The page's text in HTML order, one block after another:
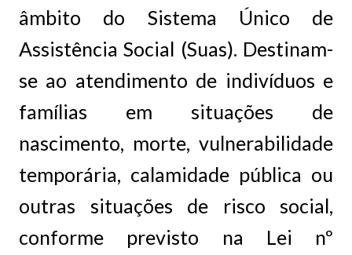
âmbito do Sistema Único de
Assistência Social (Suas). Destinam-
se ao atendimento de indivíduos e
famílias em situações de
nascimento, morte, vulnerabilidade
temporária, calamidade pública ou
outras situações de risco social,
conforme previsto na Lei nº